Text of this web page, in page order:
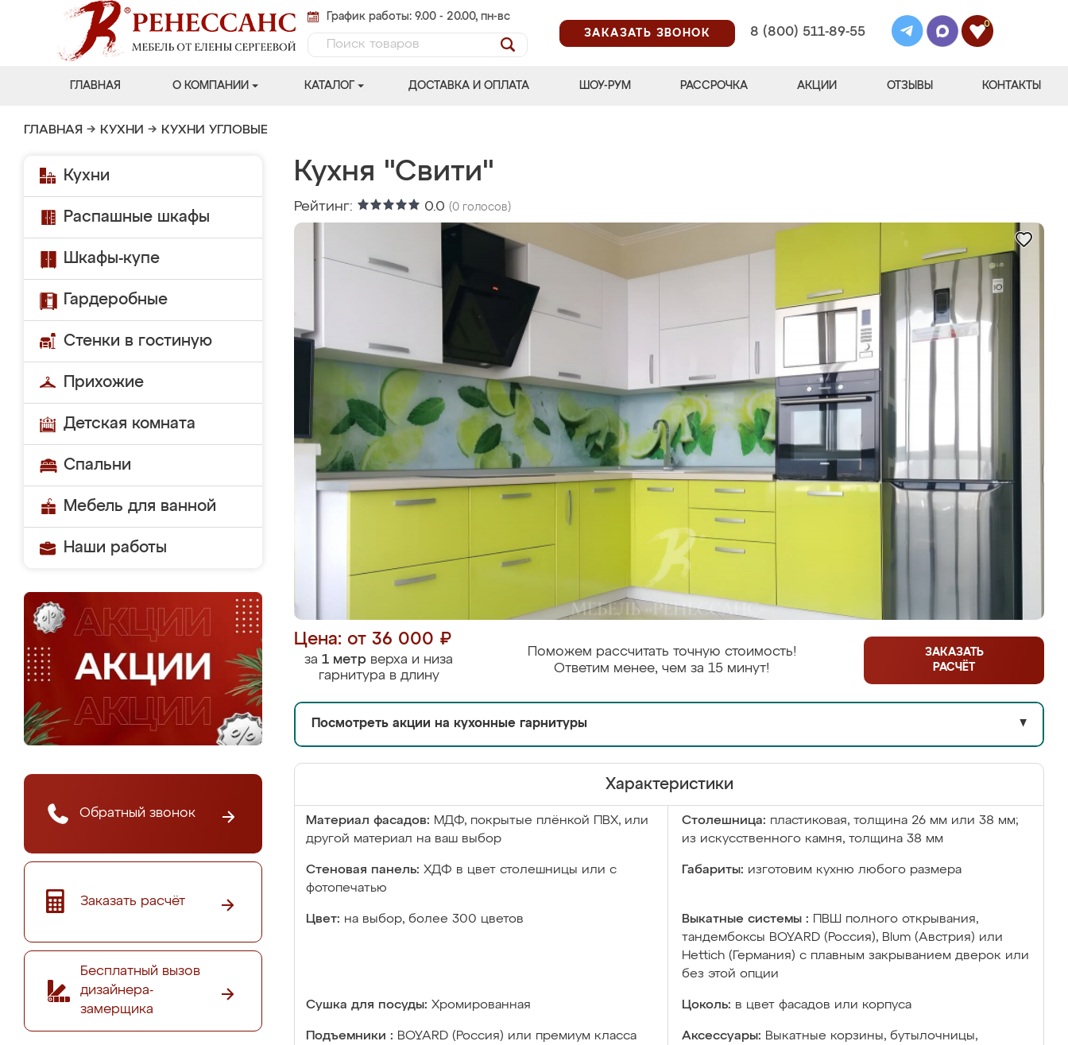
График работы: 9.00 - 20.00, пн-вс
ЗАКАЗАТЬ ЗВОНОК
8 (800) 511-89-55
0
ГЛАВНАЯ О КОМПАНИИ КАТАЛОГ ДОСТАВКА И ОПЛАТА ШОУ-РУМ РАССРОЧКА АКЦИИ ОТЗЫВЫ КОНТАКТЫ
ГЛАВНАЯ → КУХНИ → КУХНИ УГЛОВЫЕ
Кухни
Распашные шкафы
Шкафы-купе
Гардеробные
Стенки в гостиную
Прихожие
Детская комната
Спальни
Мебель для ванной
Наши работы
Обратный звонок
Заказать расчёт
Бесплатный вызов
дизайнера-
замерщика
Кухня "Свити"
Рейтинг: 0.0 (0 голосов)
Цена: от 36 000 ₽
за 1 метр верха и низа
гарнитура в длину
Поможем рассчитать точную стоимость!
Ответим менее, чем за 15 минут!
ЗАКАЗАТЬ
РАСЧЁТ
Посмотреть акции на кухонные гарнитуры ▼
Характеристики
Материал фасадов: МДФ, покрытые плёнкой ПВХ, или
другой материал на ваш выбор
Столешница: пластиковая, толщина 26 мм или 38 мм;
из искусственного камня, толщина 38 мм
Стеновая панель: ХДФ в цвет столешницы или с
фотопечатью
Габариты: изготовим кухню любого размера
Цвет: на выбор, более 300 цветов Выкатные системы :
ПВШ полного открывания,
тандембоксы BOYARD (Россия), Blum (Австрия) или
Hettich (Германия) с плавным закрыванием дверок или
без этой опции
Сушка для посуды: Хромированная Цоколь: в цвет фасадов или корпуса
Подъемники : BOYARD (Россия) или премиум класса
Аксессуары: Выкатные корзины, бутылочницы,